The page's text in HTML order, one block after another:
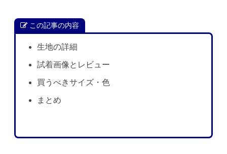
この記事の内容
生地の詳細
試着画像とレビュー
買うべきサイズ・色
まとめ